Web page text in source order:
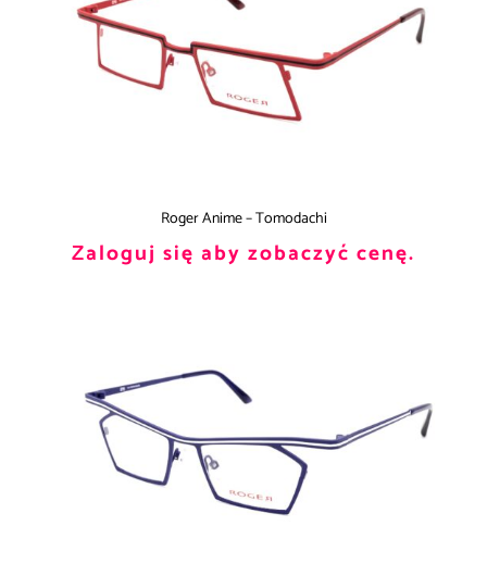
Roger Anime – Tomodachi
Zaloguj się aby zobaczyć cenę.